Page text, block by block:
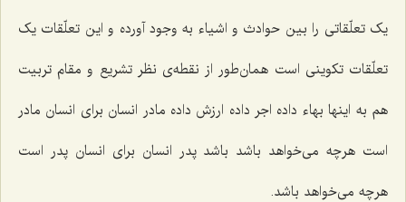
یک تعلّقاتی را بین حوادث و اشیاء به وجود آورده و این تعلّقات یک
تعلّقات تکوینی است همان‌طور از نقطه‌ی نظر تشریع و مقام تربیت
هم به اینها بهاء داده اجر داده ارزش داده مادر انسان برای انسان مادر
است هرچه می‌خواهد باشد باشد پدر انسان برای انسان پدر است
هرچه می‌خواهد باشد.